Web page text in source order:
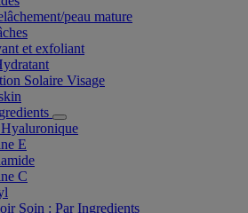
peau mature
et exfoliant
Solaire Visage
E
C
Soin : Par Ingredients